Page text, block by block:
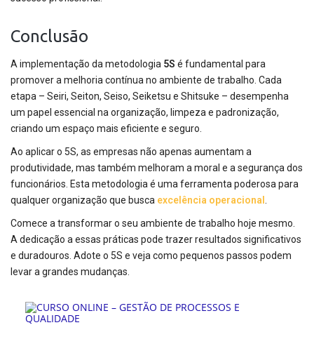
Conclusão
A implementação da metodologia 5S é fundamental para
promover a melhoria contínua no ambiente de trabalho. Cada
etapa – Seiri, Seiton, Seiso, Seiketsu e Shitsuke – desempenha
um papel essencial na organização, limpeza e padronização,
criando um espaço mais eficiente e seguro.
Ao aplicar o 5S, as empresas não apenas aumentam a
produtividade, mas também melhoram a moral e a segurança dos
funcionários. Esta metodologia é uma ferramenta poderosa para
qualquer organização que busca excelência operacional
Comece a transformar o seu ambiente de trabalho hoje mesmo.
A dedicação a essas práticas pode trazer resultados significativos
e duradouros. Adote o 5S e veja como pequenos passos podem
levar a grandes mudanças.